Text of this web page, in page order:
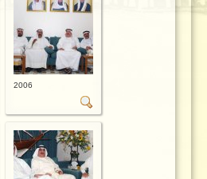
2006